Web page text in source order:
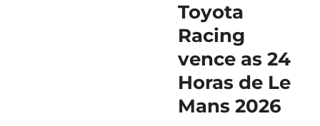
Toyota
Racing
vence as 24
Horas de Le
Mans 2026